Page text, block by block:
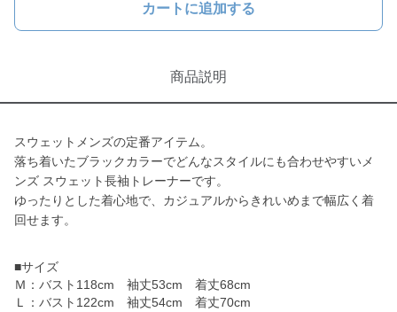
カートに追加する
商品説明
スウェットメンズの定番アイテム。
落ち着いたブラックカラーでどんなスタイルにも合わせやすいメ
ンズ スウェット長袖トレーナーです。
ゆったりとした着心地で、カジュアルからきれいめまで幅広く着
回せます。
■サイズ
Ｍ：バスト118cm 袖丈53cm 着丈68cm
Ｌ：バスト122cm 袖丈54cm 着丈70cm